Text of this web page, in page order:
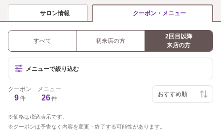
サロン情報 クーポン・メニュー
すべて 初来店の方
2回目以降
来店の方
メニューで絞り込む
クーポン
9件
メニュー
26件
価格は税込表示です。
クーポンは予告なく内容を変更・終了する可能性があります。